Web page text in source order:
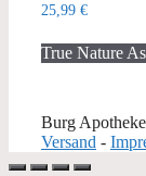
25,99 €
True Nature
Burg
Versand -